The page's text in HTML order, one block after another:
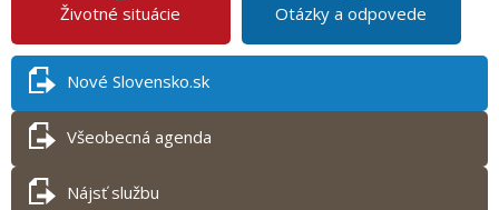
Životné situácie Otázky a odpovede
Nové Slovensko.sk
Všeobecná agenda
Nájsť službu